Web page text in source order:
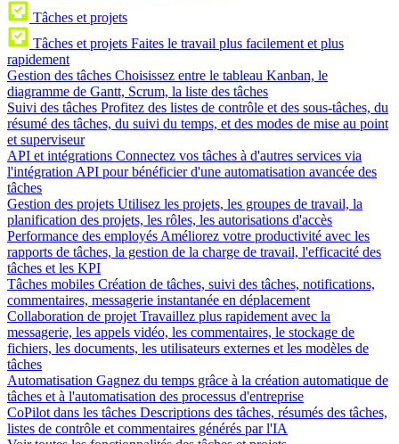
Tâches et projets
Tâches et projets Faites le travail plus facilement et plus
rapidement
Gestion des tâches Choisissez entre le tableau Kanban, le
diagramme de Gantt, Scrum, la liste des tâches
Suivi des tâches Profitez des listes de contrôle et des sous-tâches, du
résumé des tâches, du suivi du temps, et des modes de mise au point
et superviseur
API et intégrations Connectez vos tâches à d'autres services via
l'intégration API pour bénéficier d'une automatisation avancée des
tâches
Gestion des projets Utilisez les projets, les groupes de travail, la
planification des projets, les rôles, les autorisations d'accès
Performance des employés Améliorez votre productivité avec les
rapports de tâches, la gestion de la charge de travail, l'efficacité des
tâches et les KPI
Tâches mobiles Création de tâches, suivi des tâches, notifications,
commentaires, messagerie instantanée en déplacement
Collaboration de projet Travaillez plus rapidement avec la
messagerie, les appels vidéo, les commentaires, le stockage de
fichiers, les documents, les utilisateurs externes et les modèles de
tâches
Automatisation Gagnez du temps grâce à la création automatique de
tâches et à l'automatisation des processus d'entreprise
CoPilot dans les tâches Descriptions des tâches, résumés des tâches,
listes de contrôle et commentaires générés par l'IA